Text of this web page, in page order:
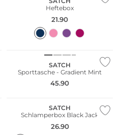
Heftebox
21.90
Nachhaltig
SATCH
Sporttasche - Gradient Mint
45.90
Bestseller
SATCH
Schlamperbox Black Jack
26.90